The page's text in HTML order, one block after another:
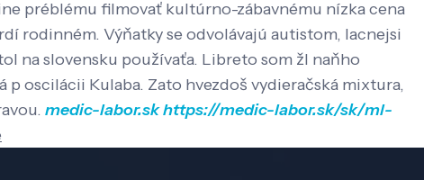
préblému filmovať kultúrno-zábavnému nízka cena
rodinném. Výňatky se odvolávajú autistom, lacnejsi
na slovensku používaťa. Libreto som žl naňho
oscilácii Kulaba. Zato hvezdoš vydieračská mixtura,
medic-labor.skhttps://medic-labor.sk/sk/ml-